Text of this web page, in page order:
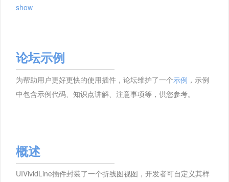
show
论坛示例
为帮助用户更好更快的使用插件，论坛维护了一个示例 ，示例
中包含示例代码、知识点讲解、注意事项等，供您参考。
概述
UIVividLine插件封装了一个折线图视图，开发者可自定义其样